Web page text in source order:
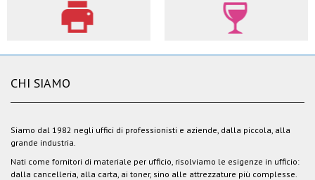
CHI SIAMO
Siamo dal 1982 negli uffici di professionisti e aziende, dalla piccola, alla
grande industria.
Nati come fornitori di materiale per ufficio, risolviamo le esigenze in ufficio:
dalla cancelleria, alla carta, ai toner, sino alle attrezzature più complesse.